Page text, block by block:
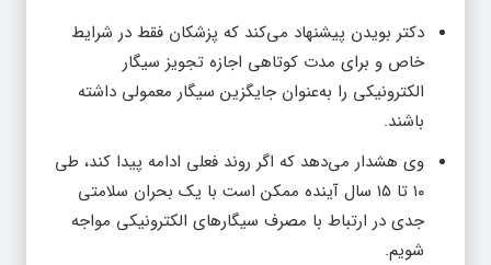
دکتر بویدن پیشنهاد می‌کند که پزشکان فقط در شرایط
خاص و برای مدت کوتاهی اجازه تجویز سیگار
الکترونیکی را به‌عنوان جایگزین سیگار معمولی داشته
باشند.
وی هشدار می‌دهد که اگر روند فعلی ادامه پیدا کند، طی
۱۰ تا ۱۵ سال آینده ممکن است با یک بحران سلامتی
جدی در ارتباط با مصرف سیگارهای الکترونیکی مواجه
شویم.